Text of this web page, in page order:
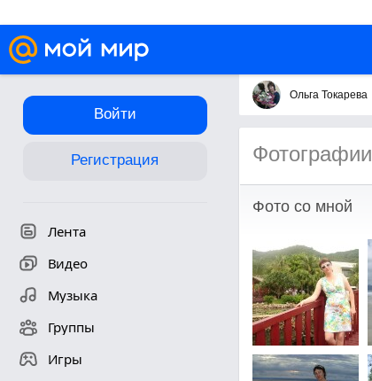
Войти
Регистрация
Лента
Видео
Музыка
Группы
Игры
Ольга Токарева
Фотографии
Фото со мной